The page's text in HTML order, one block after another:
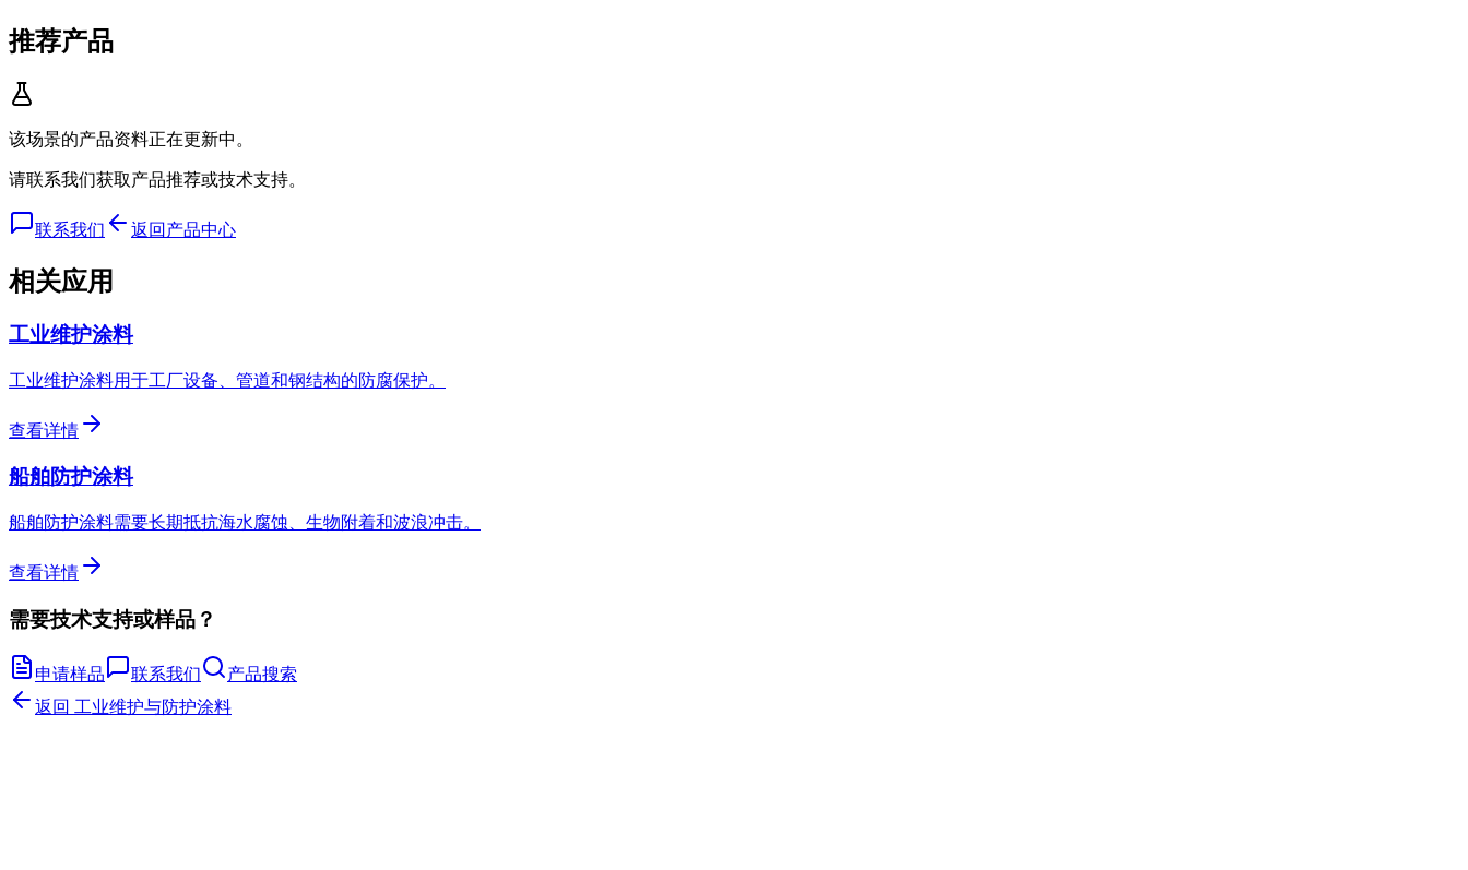
推荐产品
该场景的产品资料正在更新中。
请联系我们获取产品推荐或技术支持。
联系我们 返回产品中心
相关应用
工业维护涂料
工业维护涂料用于工厂设备、管道和钢结构的防腐保护。
查看详情
船舶防护涂料
船舶防护涂料需要长期抵抗海水腐蚀、生物附着和波浪冲击。
查看详情
需要技术支持或样品？
申请样品 联系我们
产品搜索
返回 工业维护与防护涂料